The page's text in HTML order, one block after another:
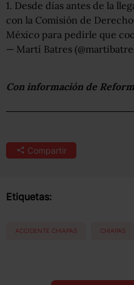
1. Desde días antes de la
con la Comisión de
México para pedirle que
— Martí Batres
Con información de
Compartir
Etiquetas:
ACCIDENTE CHIAPAS CHIAPAS